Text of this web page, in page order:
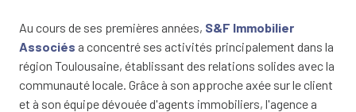
Au cours de ses premières années, S&F Immobilier
Associés a concentré ses activités principalement dans la
région Toulousaine, établissant des relations solides avec la
communauté locale. Grâce à son approche axée sur le client
et à son équipe dévouée d'agents immobiliers, l'agence a